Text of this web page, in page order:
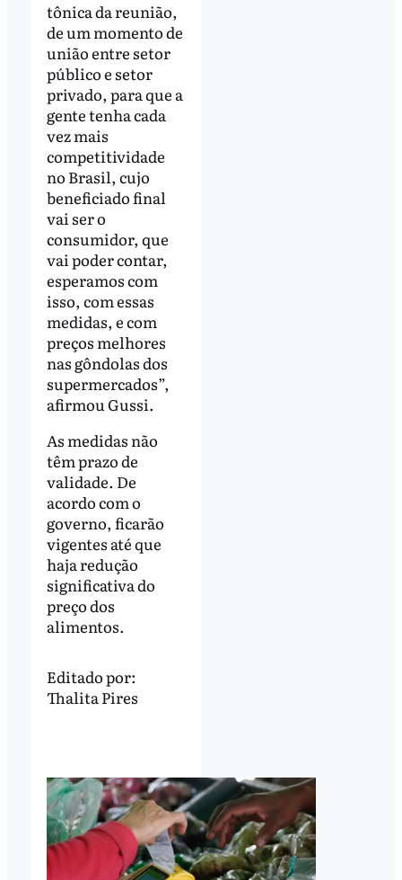
tônica da reunião,
de um momento de
união entre setor
público e setor
privado, para que a
gente tenha cada
vez mais
competitividade
no Brasil, cujo
beneficiado final
vai ser o
consumidor, que
vai poder contar,
esperamos com
isso, com essas
medidas, e com
preços melhores
nas gôndolas dos
supermercados”,
afirmou Gussi.
As medidas não
têm prazo de
validade. De
acordo com o
governo, ficarão
vigentes até que
haja redução
significativa do
preço dos
alimentos.
Editado por:
Thalita Pires